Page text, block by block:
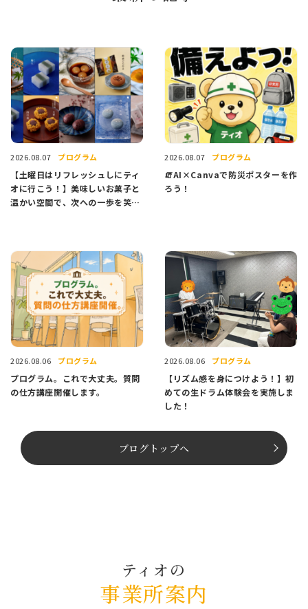
2026.08.07 プログラム
【土曜日はリフレッシュしにティ
オに行こう！】美味しいお菓子と
温かい空間で、次への一歩を笑顔
2026.08.07 プログラム
🧯AI×Canvaで防災ポスターを作
ろう！
2026.08.06 プログラム
プログラム。これで大丈夫。質問
の仕方講座開催します。
2026.08.06 プログラム
【リズム感を身につけよう！】初
めての生ドラム体験会を実施しま
した！
ブログトップへ
ティオの
事業所案内